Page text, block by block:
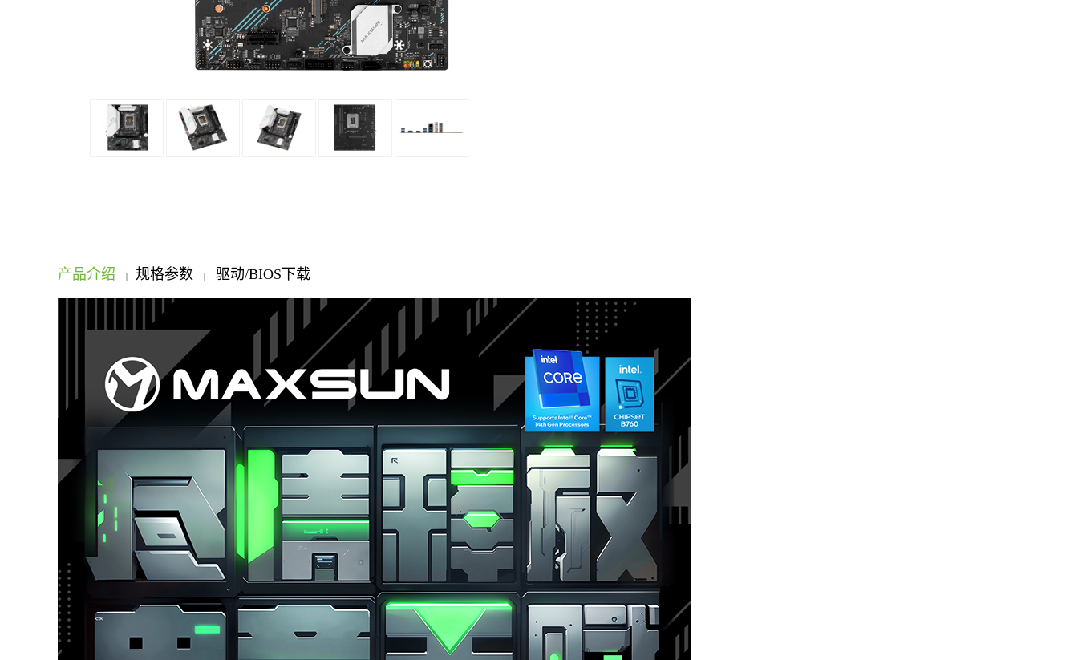
产品介绍 | 规格参数 | 驱动/BIOS下载